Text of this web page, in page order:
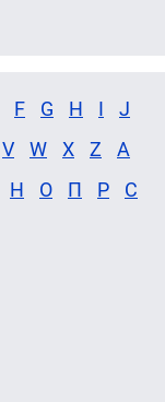
F G H I
J
V W X Z
А
Н О П Р
С